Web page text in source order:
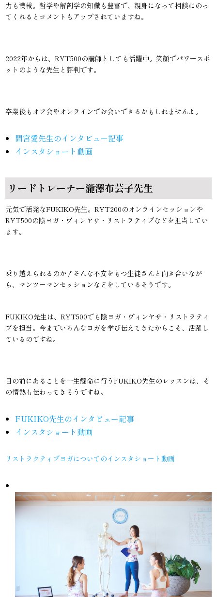
力も満載。哲学や解剖学の知識も豊富で、親身になって相談にのっ
てくれるとコメントもアップされていますね。
2022年からは、RYT500の講師としても活躍中。笑顔でパワースポ
ットのような先生と評判です。
卒業後もオフ会やオンラインでお会いできるかもしれませんよ。
間宮愛先生のインタビュー記事
インスタショート動画
リードトレーナー瀧澤布芸子先生
元気で活発なFUKIKO先生。RYT200のオンラインセッションや
RYT500の陰ヨガ・ヴィンヤサ・リストラティブなどを担当してい
ます。
乗り越えられるのか！そんな不安をもつ生徒さんと向き合いなが
ら、マンツーマンセッションなどをしているそうです。
FUKIKO先生は、RYT500でも陰ヨガ・ヴィンヤサ・リストラティ
ブを担当。今までいろんなヨガを学び伝えてきたからこそ、活躍し
ているのですね。
目の前にあることを一生懸命に行うFUKIKO先生のレッスンは、そ
の情熱も伝わってきそうですね。
FUKIKO先生のインタビュー記事
インスタショート動画
リストラクティブヨガについてのインスタショート動画